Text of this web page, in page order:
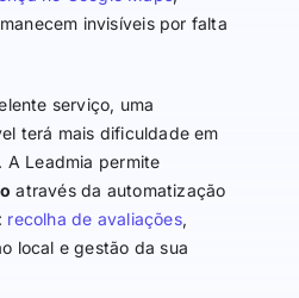
invisíveis por falta
serviço, uma
terá mais dificuldade em
A Leadmia permite
através da automatização
recolha de avaliações,
local e gestão da sua